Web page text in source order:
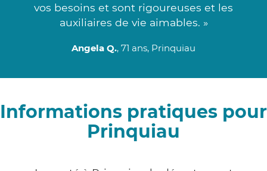
vos besoins et sont rigoureuses et les
auxiliaires de vie aimables. »
Angela Q., 71 ans, Prinquiau
Informations pratiques pour
Prinquiau